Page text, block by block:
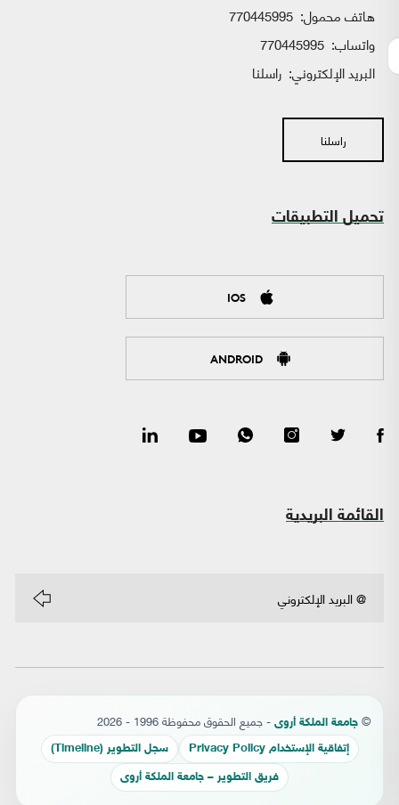
هاتف محمول: 770445995
واتساب:
البريد الإلكتروني: راسلنا
راسلنا
تحميل التطبيقات
IOS
ANDROID
القائمة البريدية
© جامعة الملكة أروى - جميع الحقوق محفوظة 1996 - 2026
إتفاقية الإستخدام Privacy Policy سجل التطوير (Timeline)
فريق التطوير – جامعة الملكة أروى